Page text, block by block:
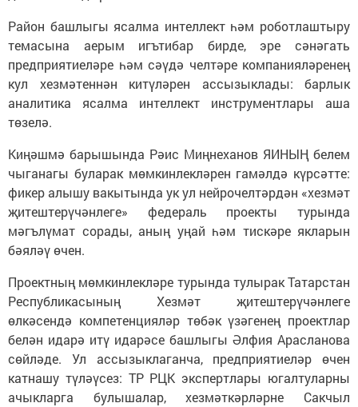
Район башлыгы ясалма интеллект һәм роботлаштыру
темасына аерым игътибар бирде, эре сәнәгать
предприятиеләре һәм сәүдә челтәре компанияләренең
кул хезмәтеннән китүләрен ассызыклады: барлык
аналитика ясалма интеллект инструментлары аша
төзелә.
Киңәшмә барышында Рәис Миңнеханов ЯИНЫҢ белем
чыганагы буларак мөмкинлекләрен гамәлдә күрсәтте:
фикер алышу вакытында ук ул нейрочелтәрдән «хезмәт
җитештерүчәнлеге» федераль проекты турында
мәгълүмат сорады, аның уңай һәм тискәре якларын
бәяләү өчен.
Проектның мөмкинлекләре турында тулырак Татарстан
Республикасының Хезмәт җитештерүчәнлеге
өлкәсендә компетенцияләр төбәк үзәгенең проектлар
белән идарә итү идарәсе башлыгы Әлфия Арасланова
сөйләде. Ул ассызыклаганча, предприятиеләр өчен
катнашу түләүсез: ТР РЦК экспертлары югалтуларны
ачыкларга булышалар, хезмәткәрләрне Сакчыл